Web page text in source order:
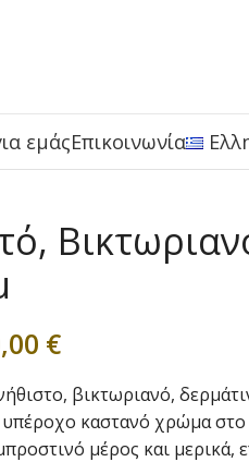
εμάςΕπικοινωνία
€
βικτωριανό,
υπέροχο καστανό χρώμα
μέρος και μερικά,